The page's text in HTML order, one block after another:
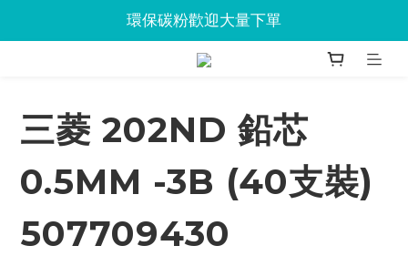
Jabra會議設備企業優惠已抵達Union
環保碳粉歡迎大量下單
Jabra會議設備企業優惠已抵達Union
三菱 202ND 鉛芯
0.5MM -3B (40支裝)
507709430